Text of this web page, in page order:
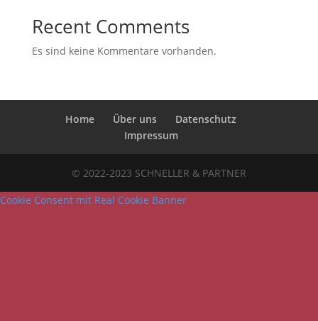
Recent Comments
Es sind keine Kommentare vorhanden.
Home Über uns
Datenschutz
Impressum
© 2022-2023 SCHNELLER & PARTNER
Cookie Consent mit Real Cookie Banner